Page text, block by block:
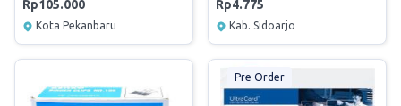
Rp105.000
Kota Pekanbaru
Rp4.775
Kab. Sidoarjo
Pre Order